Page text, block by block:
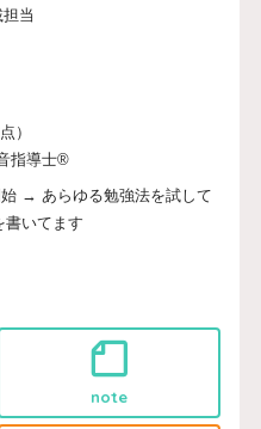
当
）
指導士®
→ あらゆる勉強法を試して
書いてます
note